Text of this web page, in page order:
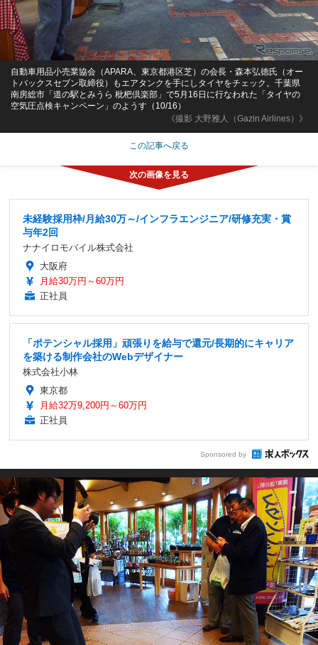
《撮影 大野雅人（Gazin Airlines）》
自動車用品小売業協会（APARA、東京都港区芝）の会長・森本弘徳氏（オー
トバックスセブン取締役）もエアタンクを手にしタイヤをチェック。千葉県
南房総市「道の駅とみうら 枇杷倶楽部」で5月16日に行なわれた「タイヤの
空気圧点検キャンペーン」のようす（10/16）
この記事へ戻る
未経験採用枠/月給30万～/インフラエンジニア/研修充実・賞
与年2回
ナナイロモバイル株式会社
大阪府
月給30万円～60万円
正社員
「ポテンシャル採用」頑張りを給与で還元/長期的にキャリア
を築ける制作会社のWebデザイナー
株式会社小林
東京都
月給32万9,200円～60万円
正社員
Sponsored by